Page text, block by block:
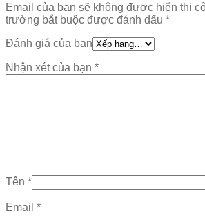
Email của bạn sẽ không được hiển thị
trường bắt buộc được đánh dấu *
Đánh giá của bạn
Nhận xét của bạn *
Tên *
Email *